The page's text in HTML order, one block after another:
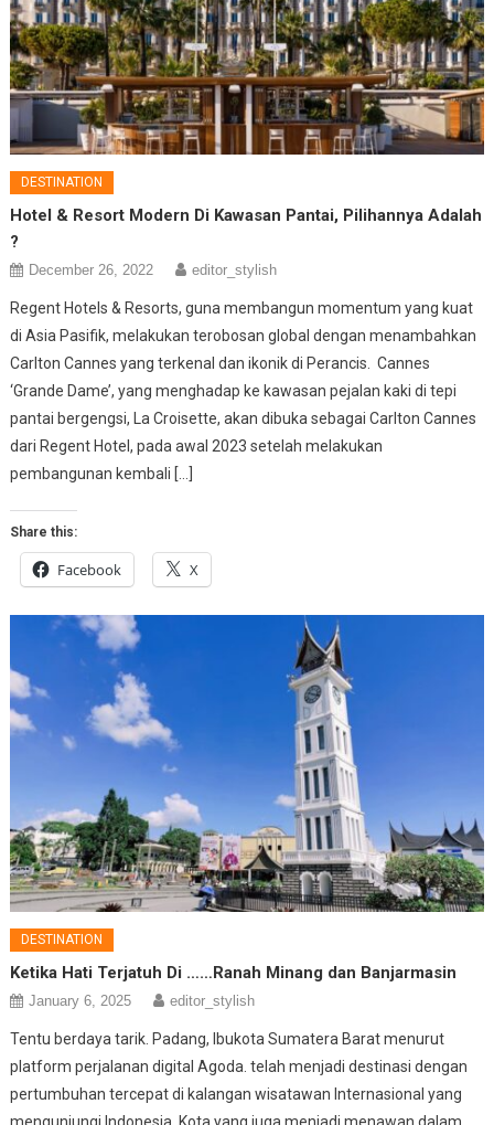
DESTINATION
Hotel & Resort Modern Di Kawasan Pantai, Pilihannya Adalah
?
December 26, 2022 editor_stylish
Regent Hotels & Resorts, guna membangun momentum yang kuat
di Asia Pasifik, melakukan terobosan global dengan menambahkan
Carlton Cannes yang terkenal dan ikonik di Perancis. Cannes
‘Grande Dame’, yang menghadap ke kawasan pejalan kaki di tepi
pantai bergengsi, La Croisette, akan dibuka sebagai Carlton Cannes
dari Regent Hotel, pada awal 2023 setelah melakukan
pembangunan kembali […]
Share this:
Facebook X
DESTINATION
Ketika Hati Terjatuh Di ……Ranah Minang dan Banjarmasin
January 6, 2025 editor_stylish
Tentu berdaya tarik. Padang, Ibukota Sumatera Barat menurut
platform perjalanan digital Agoda. telah menjadi destinasi dengan
pertumbuhan tercepat di kalangan wisatawan Internasional yang